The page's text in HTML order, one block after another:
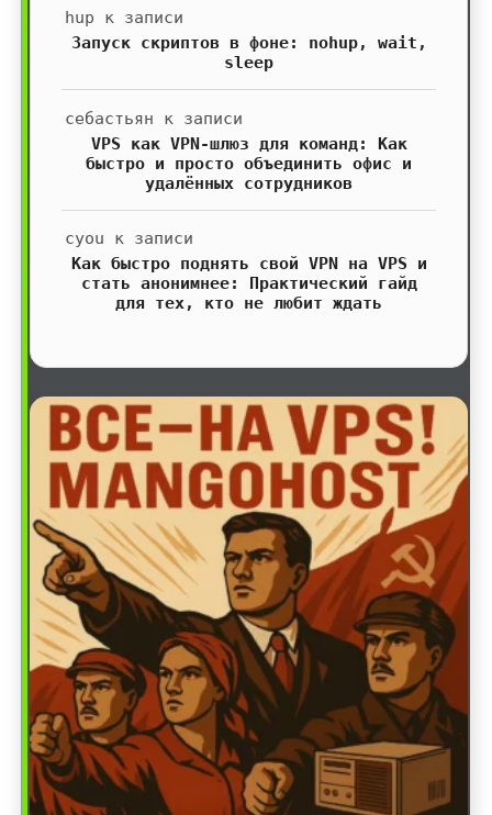
hup к записи
Запуск скриптов в фоне: nohup, wait,
sleep
себастьян к записи
VPS как VPN-шлюз для команд: Как
быстро и просто объединить офис и
удалённых сотрудников
cyou к записи
Как быстро поднять свой VPN на VPS и
стать анонимнее: Практический гайд
для тех, кто не любит ждать